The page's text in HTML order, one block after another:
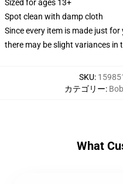
Sized for ages 13+
Spot clean with damp cloth
Since every item is made just
there may be slight variances in
SKU:
カテゴリー:
What